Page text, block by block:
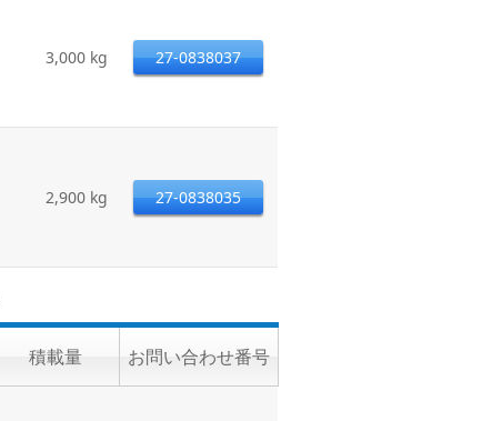
3,000 kg 27-0838037
2,900 kg 27-0838035
積載量 お問い合わせ番号